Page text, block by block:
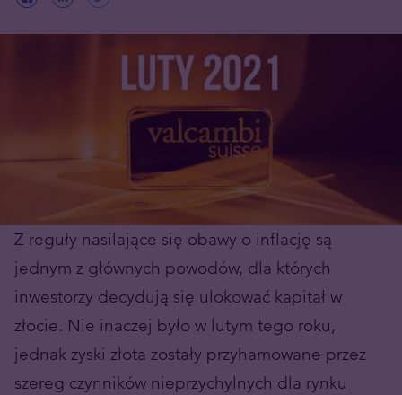
Z reguły nasilające się obawy o inflację są
jednym z głównych powodów, dla których
inwestorzy decydują się ulokować kapitał w
złocie. Nie inaczej było w lutym tego roku,
jednak zyski złota zostały przyhamowane przez
szereg czynników nieprzychylnych dla rynku